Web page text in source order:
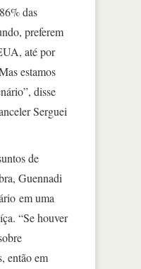
das
preferem
até por
estamos
disse
Serguei
de
Guennadi
em uma
“Se houver
então em